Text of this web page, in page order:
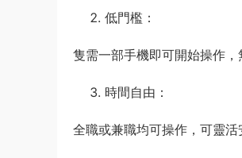
低門檻：
隻需一部手機即可開始操作，
時間自由：
全職或兼職均可操作，可靈活